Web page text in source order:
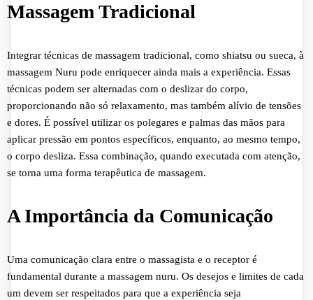
Massagem Tradicional
Integrar técnicas de massagem tradicional, como shiatsu ou sueca, à
massagem Nuru pode enriquecer ainda mais a experiência. Essas
técnicas podem ser alternadas com o deslizar do corpo,
proporcionando não só relaxamento, mas também alívio de tensões
e dores. É possível utilizar os polegares e palmas das mãos para
aplicar pressão em pontos específicos, enquanto, ao mesmo tempo,
o corpo desliza. Essa combinação, quando executada com atenção,
se torna uma forma terapêutica de massagem.
A Importância da Comunicação
Uma comunicação clara entre o massagista e o receptor é
fundamental durante a massagem nuru. Os desejos e limites de cada
um devem ser respeitados para que a experiência seja